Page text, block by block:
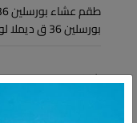
بورسلين 36 ق ديملا لوتس دريم 6022
شارك: